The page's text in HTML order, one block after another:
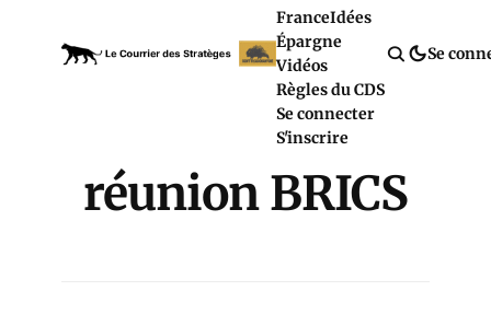
FranceIdées
Épargne
Vidéos
Règles du CDS
Se connecter
S'inscrire
Se
réunion BRICS